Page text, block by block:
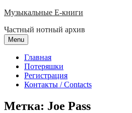
Skip
content
Музыкальные E-книги
Частный нотный архив
Menu
Главная
Потеряшки
Регистрация
Контакты / Contacts
Метка: Joe Pass